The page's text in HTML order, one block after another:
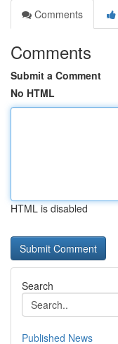
Comments
Comments
Submit a Comment
No HTML
HTML is disabled
Search
Published News